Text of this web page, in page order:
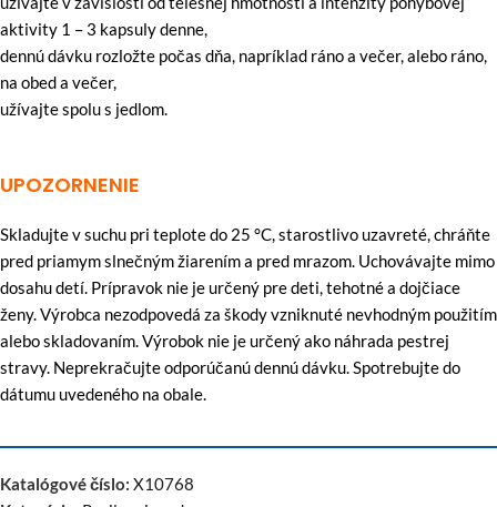
aktivity 1 – 3 kapsuly denne,
dennú dávku rozložte počas dňa, napríklad ráno a večer, alebo ráno,
na obed a večer,
užívajte spolu s jedlom.
UPOZORNENIE
Skladujte v suchu pri teplote do 25 °C, starostlivo uzavreté, chráňte
pred priamym slnečným žiarením a pred mrazom. Uchovávajte mimo
dosahu detí. Prípravok nie je určený pre deti, tehotné a dojčiace
ženy. Výrobca nezodpovedá za škody vzniknuté nevhodným použitím
alebo skladovaním. Výrobok nie je určený ako náhrada pestrej
stravy. Neprekračujte odporúčanú dennú dávku. Spotrebujte do
dátumu uvedeného na obale.
Katalógové číslo: X10768